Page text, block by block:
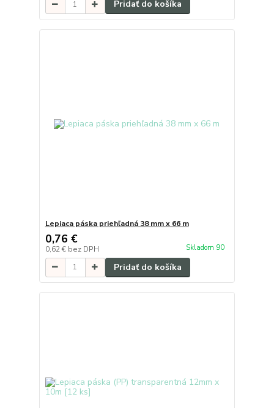
Pridať do košíka
Lepiaca páska priehľadná 38 mm x 66 m
0,76 €
0,62 € bez DPH Skladom 90
Pridať do košíka